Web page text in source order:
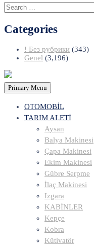
Search
for:
Categories
! Без рубрики (343)
Genel (3,196)
Primary Menu
OTOMOBİL
TARIM ALETİ
Aysan
Balya Makinesi
Çapa Makinesi
Ekim Makinesi
Gübre Serpme
İlaç Makinesi
Izgara
KABİNLER
Kepçe
Kobra
Kütivatör